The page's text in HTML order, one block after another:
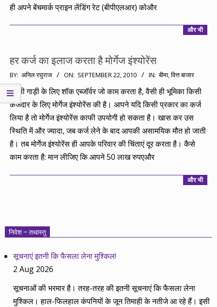
ही अपने बेंचमार्क प्राइन लेंडिंग रेट (बीपीएलआर) कोऔर
और भी
हर कर्ज का इलाज करता है मोर्गेज इंश्योरेंस
2010-
09-
22
BY: अनिल रघुराज ON: SEPTEMBER 22, 2010 IN: बीमा,वित्त बाजार
किसी गाड़ी के लिए शॉक एब्जॉर्वर जो काम करता है, वैसी ही भूमिका किसी
कर्जदार के लिए मोर्गेज इंश्योरेंस की है। आपने यदि किसी प्रकार का कर्ज
लिया है तो मोर्गेज इंश्योरेंस काफी उपयोगी हो सकता है। खास कर उस
स्थिति में और ज्यादा, जब कर्ज लेने के बाद आपकी असामयिक मौत हो जाती
है। तब मोर्गेज इंश्योरेंस ही आपके परिवार की चिंताएं दूर करता है। कैसे
काम करता है: मान लीजिए कि आपने 50 लाख रुपएऔर
और भी
निवेश – तथास्तु
सूचनाएं इतनी कि फैसला लेना मुश्किल!
2 Aug 2026
सूचनाओं की भरमार है। तरह-तरह की इतनी सूचनाएं कि फैसला लेना
मुश्किल। हाल-फिलहाल कंपनियों के जून तिमाही के नतीजे आ रहे हैं। इसी